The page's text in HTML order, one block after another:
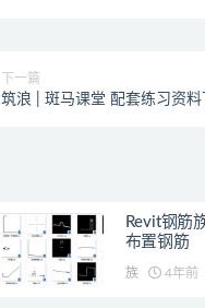
下一篇
筑浪 | 斑马课堂 配套练习资料
Revit钢筋
布置钢筋
族 4年前